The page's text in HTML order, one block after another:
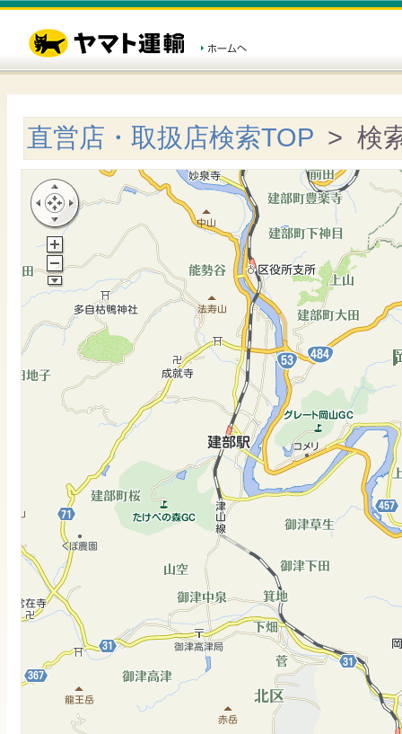
直営店・取扱店検索TOP > 検